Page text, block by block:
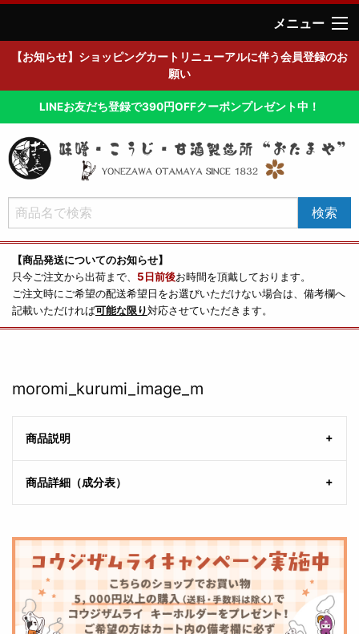
メニュー
【お知らせ】ショッピングカートリニューアルに伴う会員登録のお
願い
LINEお友だち登録で390円OFFクーポンプレゼント中！
【商品発送についてのお知らせ】
只今ご注文から出荷まで、 5日前後お時間を頂戴しております。
ご注文時にご希望の配送希望日をお選びいただけない場合は、備考欄へ
記載いただければ可能な限り対応させていただきます。
moromi_kurumi_image_m
商品説明
商品詳細（成分表）